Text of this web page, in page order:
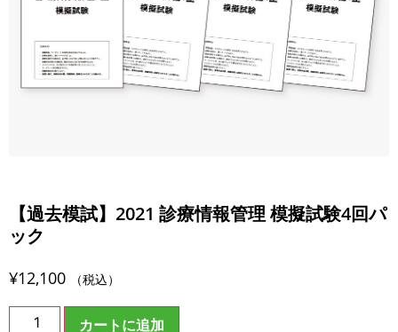
【過去模試】2021 診療情報管理 模擬試験4回パ
ック
¥12,100 （税込）
カートに追加